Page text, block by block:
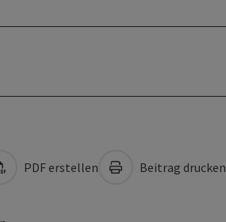
PDF erstellen Beitrag drucken